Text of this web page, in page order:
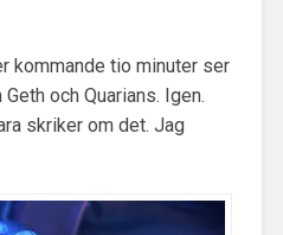
kommande tio minuter ser
och Quarians. Igen.
skriker om det. Jag